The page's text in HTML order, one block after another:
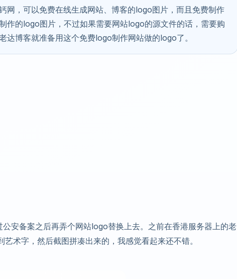
网，可以免费在线生成网站、博客的logo图片，而且免费制作
作的logo图片，不过如果需要网站logo的源文件的话，需要购
博客就准备用这个免费logo制作网站做的logo了。
安备案之后再弄个网站logo替换上去。之前在香港服务器上的老
术字，然后截图拼凑出来的，我感觉看起来还不错。